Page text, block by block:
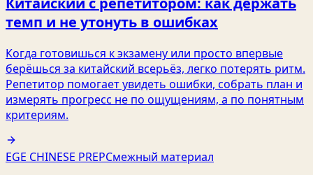
темп и не утонуть в ошибках
Когда готовишься к экзамену или просто впервые
берёшься за китайский всерьёз, легко потерять ритм.
Репетитор помогает увидеть ошибки, собрать план и
измерять прогресс не по ощущениям, а по понятным
критериям.
EGE CHINESE PREPСмежный материал